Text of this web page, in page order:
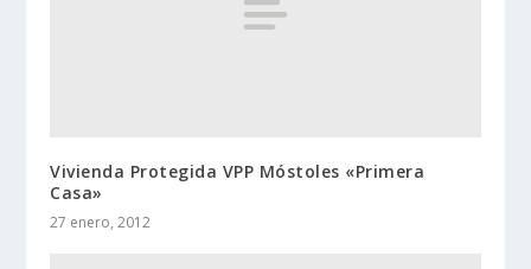
Vivienda Protegida VPP Móstoles «Primera
Casa»
27 enero, 2012